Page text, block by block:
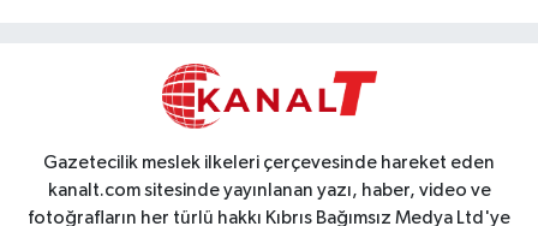
Gazetecilik meslek ilkeleri çerçevesinde hareket eden
kanalt.com sitesinde yayınlanan yazı, haber, video ve
fotoğrafların her türlü hakkı Kıbrıs Bağımsız Medya Ltd'ye